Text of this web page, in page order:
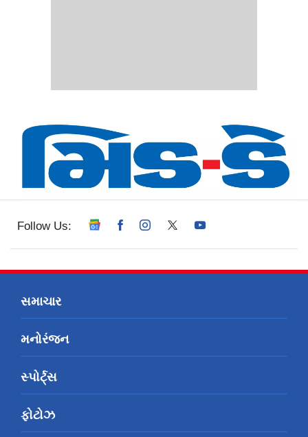
Follow Us:
સમાચાર
મનોરંજન
સ્પોર્ટ્સ
ફોટોઝ